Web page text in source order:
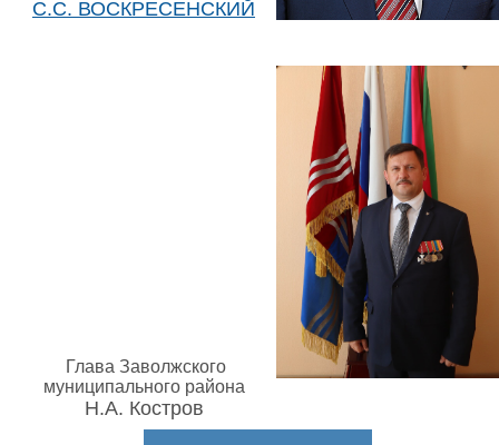
С.С. ВОСКРЕСЕНСКИЙ
Глава Заволжского
муниципального района
Н.А. Костров